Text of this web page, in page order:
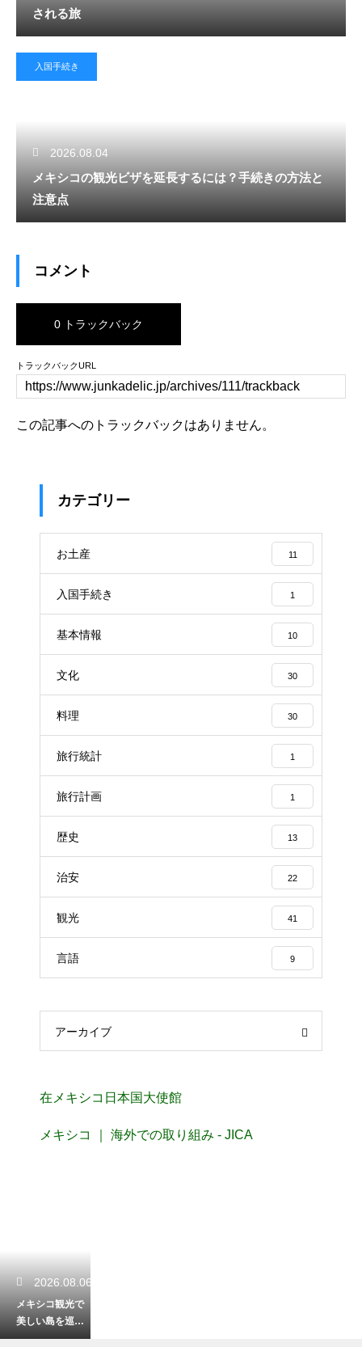
される旅
入国手続き
2026.08.04
メキシコの観光ビザを延長するには？手続きの方法と
注意点
コメント
0 トラックバック
トラックバックURL
この記事へのトラックバックはありません。
カテゴリー
お土産 11
入国手続き 1
基本情報 10
文化 30
料理 30
旅行統計 1
旅行計画 1
歴史 13
治安 22
観光 41
言語 9
アーカイブ
在メキシコ日本国大使館
メキシコ ｜ 海外での取り組み - JICA
2026.08.06
メキシコ観光で
美しい島を巡
る！カリブ海の